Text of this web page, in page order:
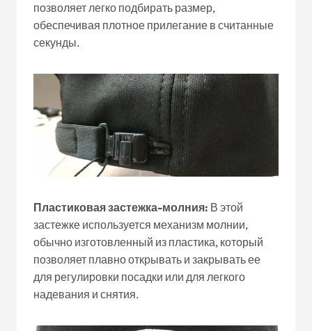
позволяет легко подбирать размер,
обеспечивая плотное прилегание в считанные
секунды.
Пластиковая застежка-молния: В этой
застежке используется механизм молнии,
обычно изготовленный из пластика, который
позволяет плавно открывать и закрывать ее
для регулировки посадки или для легкого
надевания и снятия.